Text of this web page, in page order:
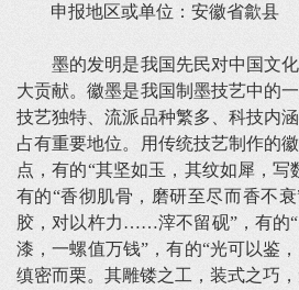
申报地区或单位：安徽省歙县
墨的发明是我国先民对中国文化
大贡献。徽墨是我国制墨技艺中的
技艺独特、流派品种繁多、科技内
占有重要地位。用传统技艺制作的
点，有的“其坚如玉，其纹如犀，写
有的“香彻肌骨，磨研至尽而香不
胶，对以杵力……滓不留砚”，有的
漆，一螺值万钱”，有的“光可以鉴
缜密而栗。其雕镂之工，装式之巧，